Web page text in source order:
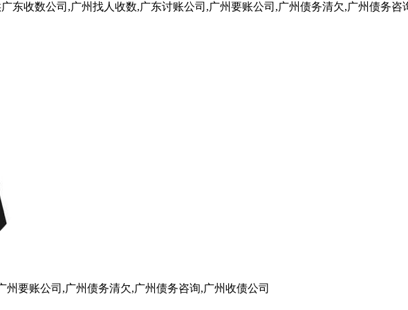
东收数公司,广州找人收数,广东讨账公司,广州要账公司,广州债务清欠,广州债务咨
要账公司,广州债务清欠,广州债务咨询,广州收债公司